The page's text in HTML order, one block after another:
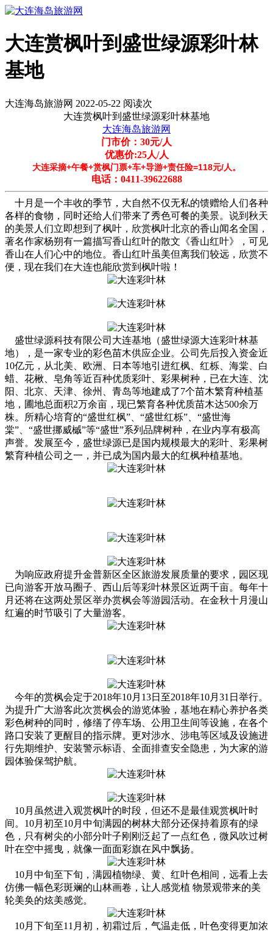
大连赏枫叶到盛世绿源彩叶林
基地
大连海岛旅游网 2022-05-22 阅读次
大连赏枫叶到盛世绿源彩叶林基地
大连海岛旅游网
门市价：30元/人
优惠价:25人/人
大连采摘+午餐+赏枫门票+车+导游+责任险=118元/人。
电话：0411-39622688
十月是一个丰收的季节，大自然不仅无私的馈赠给人们各种
各样的食物，同时还给人们带来了秀色可餐的美景。说到秋天
的美景人们立即想到了枫叶，欣赏枫叶北京的香山闻名全国，
著名作家杨朔有一篇描写香山红叶的散文《香山红叶》，可见
香山在人们心中的地位。香山红叶虽美但离我们较远，欣赏不
便，现在我们在大连也能欣赏到枫叶啦！
盛世绿源科技有限公司大连基地（盛世绿源大连彩叶林基
地），是一家专业的彩色苗木供应企业。公司先后投入资金近
10亿元，从北美、欧洲、日本等地引进红枫、红栎、海棠、白
蜡、花楸、皂角等近百种优质彩叶、彩果树种，已在大连、沈
阳、北京、天津、徐州、青岛等地建成了7个苗木繁育种植基
地，圃地总面积2万余亩，现已繁育各种优质苗木达500余万
株。所精心培育的“盛世红枫”、“盛世红栎”、“盛世海
棠”、“盛世挪威槭”等“盛世”系列品牌树种，在业内享有极高
声誉。发展至今，盛世绿源已是国内规模最大的彩叶、彩果树
繁育种植公司之一，并已成为国内最大的红枫种植基地。
为响应政府提升金普新区全区旅游发展质量的要求，园区现
已向游客开放马圈子、西山后等彩叶林景区近两千亩。每年十
月还将在这两处景区举办赏枫会等游园活动。在金秋十月漫山
红遍的时节吸引了大量游客。
今年的赏枫会定于2018年10月13日至2018年10月31日举行。
为提升广大游客此次赏枫会的游览体验，基地在精心养护各类
彩色树种的同时，修缮了停车场、公用卫生间等设施，在各个
路口安装了更醒目的指示牌。更对涉水、涉电等区域及设施进
行先期维护、安装警示标语、全面排查安全隐患，为大家的游
园体验保驾护航。
10月虽然进入观赏枫叶的时段，但还不是最佳观赏枫叶时
间。10月初至10月中旬满园的树林大部分还保持着原有的绿
色，只有树尖的小部分叶子刚刚泛起了一点红色，微风吹过树
叶在空中摇曳，就像一面面彩旗在风中飘扬。
10月中旬至下旬，满园植物绿、黄、红叶色相间，远看上去
仿佛一幅色彩斑斓的山林画卷，让人感觉植 物景观带来的美
轮美奂的炫美感觉。
10月下旬至11月初，初霜过后，气温走低，叶色变得更加浓